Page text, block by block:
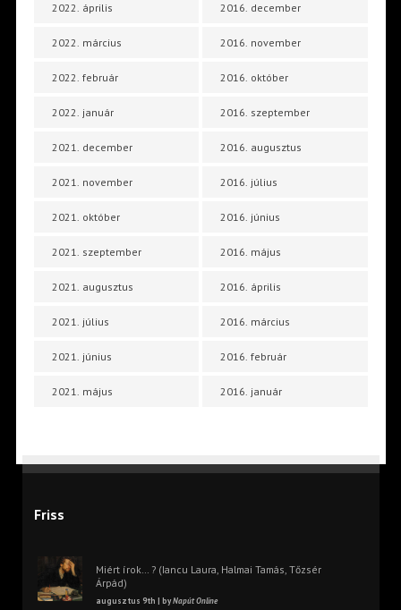
2022. április
2022. március
2022. február
2022. január
2021. december
2021. november
2021. október
2021. szeptember
2021. augusztus
2021. július
2021. június
2021. május
2016. december
2016. november
2016. október
2016. szeptember
2016. augusztus
2016. július
2016. június
2016. május
2016. április
2016. március
2016. február
2016. január
Friss
Miért írok… ? (Iancu Laura, Halmai Tamás, Tőzsér
Árpád)
augusztus 9th | byNapút Online